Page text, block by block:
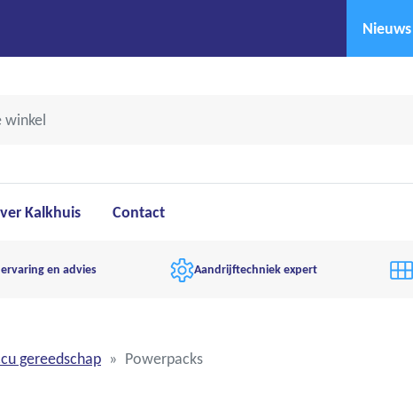
Nieuws
Kalkhuis Contact
en advies Aandrijftechniek expert
gereedschap Powerpacks